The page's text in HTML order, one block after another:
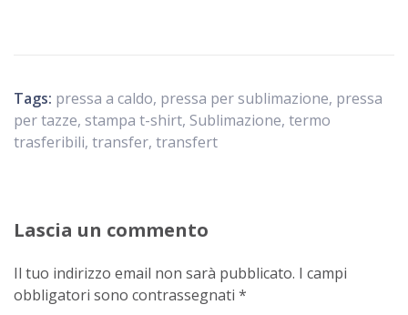
Tags: pressa a caldo, pressa per sublimazione, pressa
per tazze, stampa t-shirt, Sublimazione, termo
trasferibili, transfer, transfert
Lascia un commento
Il tuo indirizzo email non sarà pubblicato. I campi
obbligatori sono contrassegnati *